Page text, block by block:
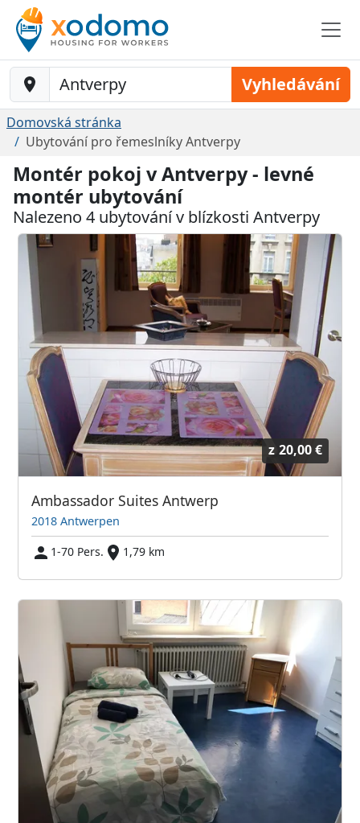
Baustelle-Location Vyhledávání
Domovská stránka
Ubytování pro řemeslníky Antverpy
Montér pokoj v Antverpy - levné
montér ubytování
Nalezeno 4 ubytování v blízkosti Antverpy
z 20,00 €
Ambassador Suites Antwerp
2018 Antwerpen
1-70 Pers.
1,79 km